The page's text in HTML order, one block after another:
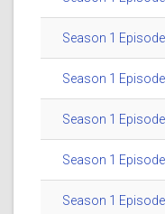
Season 1
Season 1
Season 1
Season 1
Season 1